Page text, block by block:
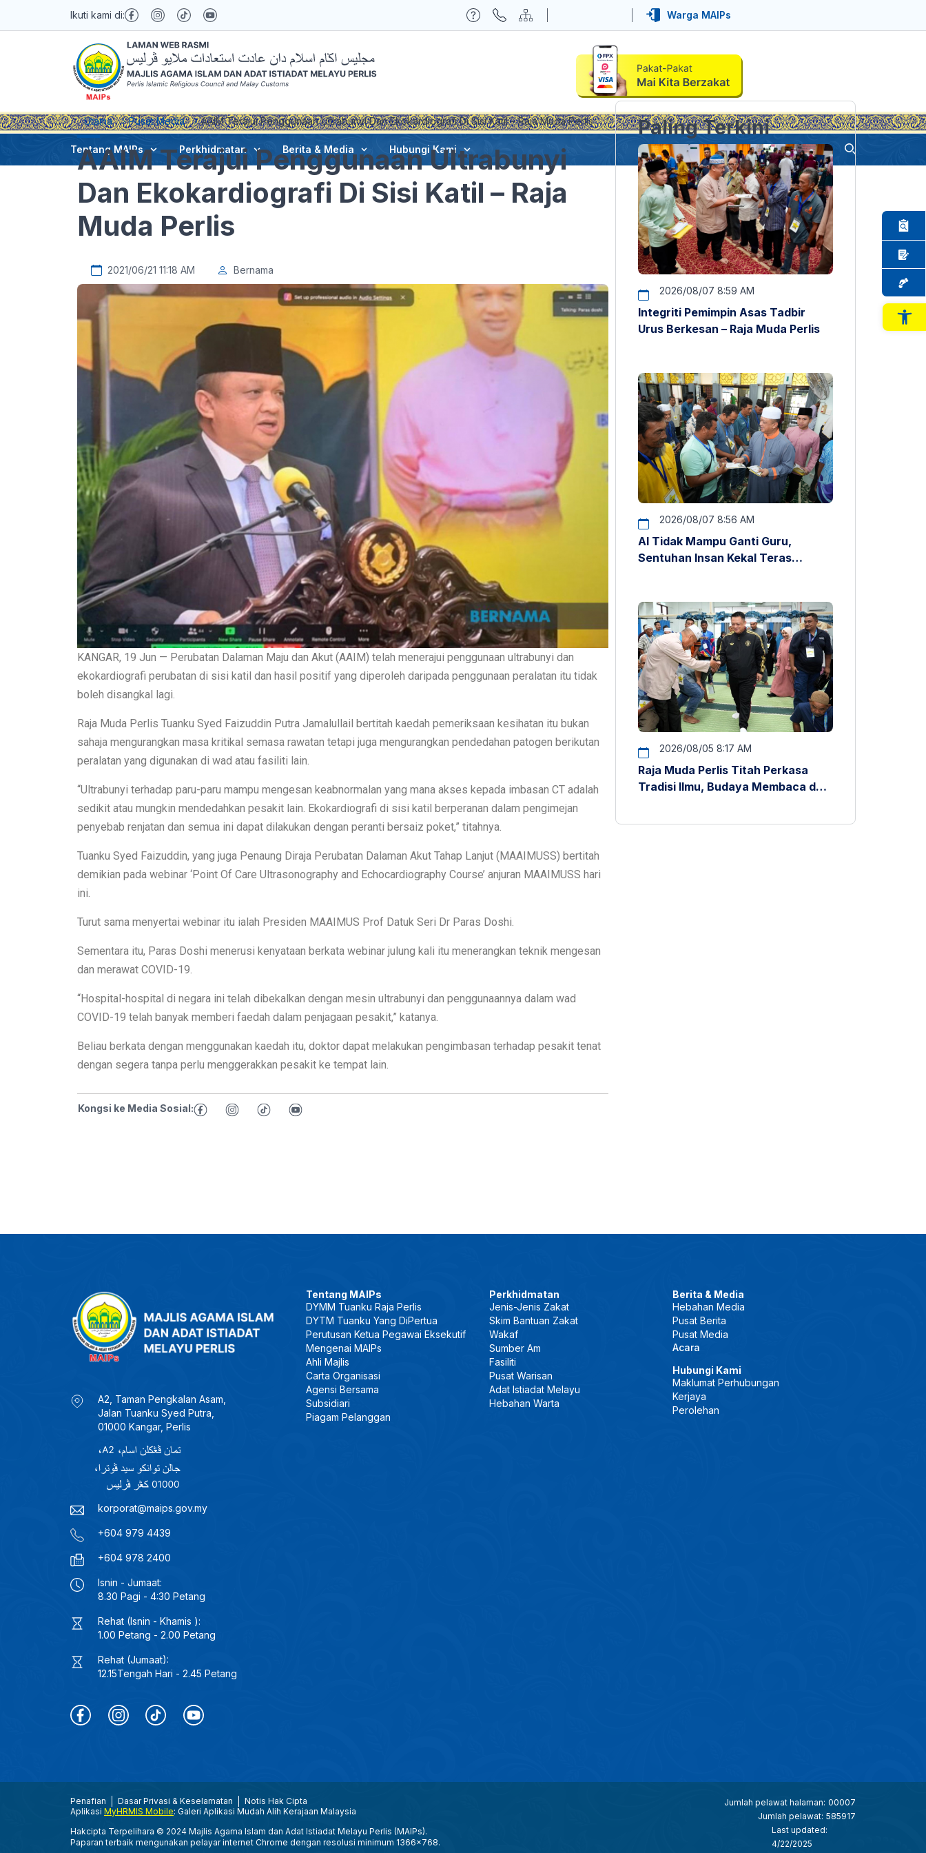
Ikuti kami di: Warga MAIPs
Tentang MAIPs Perkhidmatan Berita & Media Hubungi Kami
Utama Pusat Media AAIM Terajui Penggunaan Ultrabunyi Dan Ekokardiografi Di Sisi Katil – Raja Muda Perlis
AAIM Terajui Penggunaan Ultrabunyi
Dan Ekokardiografi Di Sisi Katil – Raja
Muda Perlis
2021/06/21 11:18 AM Bernama
KANGAR, 19 Jun — Perubatan Dalaman Maju dan Akut (AAIM) telah menerajui penggunaan ultrabunyi dan
ekokardiografi perubatan di sisi katil dan hasil positif yang diperoleh daripada penggunaan peralatan itu tidak
boleh disangkal lagi.
Raja Muda Perlis Tuanku Syed Faizuddin Putra Jamalullail bertitah kaedah pemeriksaan kesihatan itu bukan
sahaja mengurangkan masa kritikal semasa rawatan tetapi juga mengurangkan pendedahan patogen berikutan
peralatan yang digunakan di wad atau fasiliti lain.
“Ultrabunyi terhadap paru-paru mampu mengesan keabnormalan yang mana akses kepada imbasan CT adalah
sedikit atau mungkin mendedahkan pesakit lain. Ekokardiografi di sisi katil berperanan dalam pengimejan
penyebab renjatan dan semua ini dapat dilakukan dengan peranti bersaiz poket,” titahnya.
Tuanku Syed Faizuddin, yang juga Penaung Diraja Perubatan Dalaman Akut Tahap Lanjut (MAAIMUSS) bertitah
demikian pada webinar ‘Point Of Care Ultrasonography and Echocardiography Course’ anjuran MAAIMUSS hari
ini.
Turut sama menyertai webinar itu ialah Presiden MAAIMUS Prof Datuk Seri Dr Paras Doshi.
Sementara itu, Paras Doshi menerusi kenyataan berkata webinar julung kali itu menerangkan teknik mengesan
dan merawat COVID-19.
“Hospital-hospital di negara ini telah dibekalkan dengan mesin ultrabunyi dan penggunaannya dalam wad
COVID-19 telah banyak memberi faedah dalam penjagaan pesakit,” katanya.
Beliau berkata dengan menggunakan kaedah itu, doktor dapat melakukan pengimbasan terhadap pesakit tenat
dengan segera tanpa perlu menggerakkan pesakit ke tempat lain.
Kongsi ke Media Sosial:
Paling Terkini
2026/08/07 8:59 AM
Integriti Pemimpin Asas Tadbir
Urus Berkesan – Raja Muda Perlis
2026/08/07 8:56 AM
AI Tidak Mampu Ganti Guru,
Sentuhan Insan Kekal Teras
2026/08/05 8:17 AM
Raja Muda Perlis Titah Perkasa
Tradisi Ilmu, Budaya Membaca dan
A2, Taman Pengkalan Asam,
Jalan Tuanku Syed Putra,
01000 Kangar, Perlis
korporat@maips.gov.my
+604 979 4439
+604 978 2400
Isnin - Jumaat:
8.30 Pagi - 4:30 Petang
Rehat (Isnin - Khamis ):
1.00 Petang - 2.00 Petang
Rehat (Jumaat):
12.15Tengah Hari - 2.45 Petang
Tentang MAIPs
DYMM Tuanku Raja Perlis
DYTM Tuanku Yang DiPertua
Perutusan Ketua Pegawai Eksekutif
Mengenai MAIPs
Ahli Majlis
Carta Organisasi
Agensi Bersama
Subsidiari
Piagam Pelanggan
Perkhidmatan
Jenis-Jenis Zakat
Skim Bantuan Zakat
Wakaf
Sumber Am
Fasiliti
Pusat Warisan
Adat Istiadat Melayu
Hebahan Warta
Berita & Media
Hebahan Media
Pusat Berita
Pusat Media
Acara
Hubungi Kami
Maklumat Perhubungan
Kerjaya
Perolehan
Penafian Dasar Privasi & Keselamatan
Notis Hak Cipta
Aplikasi MyHRMIS Mobile: Galeri Aplikasi Mudah Alih Kerajaan Malaysia
Hakcipta Terpelihara © 2024 Majlis Agama Islam dan Adat Istiadat Melayu Perlis (MAIPs).
Paparan terbaik mengunakan pelayar internet Chrome dengan resolusi minimum 1366x768.
Jumlah pelawat halaman: 00007
Jumlah pelawat: 585917
Last updated:
4/22/2025